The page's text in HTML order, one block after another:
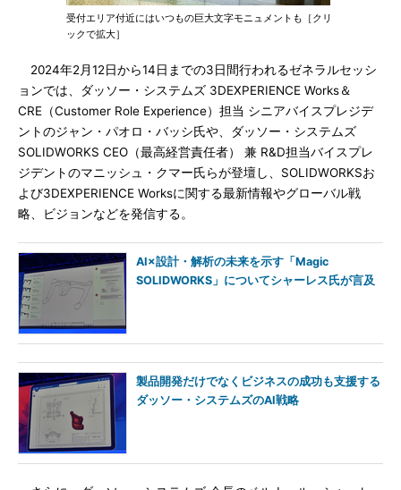
受付エリア付近にはいつもの巨大文字モニュメントも［クリ
ックで拡大］
2024年2月12日から14日までの3日間行われるゼネラルセッシ
ョンでは、ダッソー・システムズ 3DEXPERIENCE Works＆
CRE（Customer Role Experience）担当 シニアバイスプレジデ
ントのジャン・パオロ・バッシ氏や、ダッソー・システムズ
SOLIDWORKS CEO（最高経営責任者） 兼 R&D担当バイスプレ
ジデントのマニッシュ・クマー氏らが登壇し、SOLIDWORKSお
よび3DEXPERIENCE Worksに関する最新情報やグローバル戦
略、ビジョンなどを発信する。
AI×設計・解析の未来を示す「Magic
SOLIDWORKS」についてシャーレス氏が言及
製品開発だけでなくビジネスの成功も支援する
ダッソー・システムズのAI戦略